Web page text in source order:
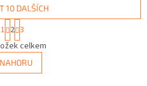
O
v
l
á
10 DALŠÍCH
S
t
r
á
n
k
1 2 3
celkem
NAHORU